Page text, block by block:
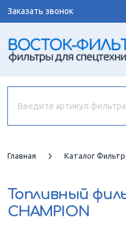
Заказать звонок
Главная Каталог
Топливный
CHAMPION